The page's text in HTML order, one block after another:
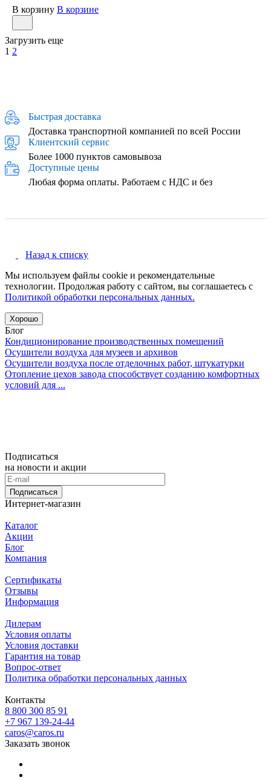
В корзину В корзине
Загрузить еще
1 2
Быстрая доставка
Доставка транспортной компанией по всей России
Клиентский сервис
Более 1000 пунктов самовывоза
Доступные цены
Любая форма оплаты. Работаем с НДС и без
Назад к списку
Мы используем файлы cookie и рекомендательные
технологии. Продолжая работу с сайтом, вы соглашаетесь с
Политикой обработки персональных данных.
Хорошо
Блог
Кондиционирование производственных помещений
Осушители воздуха для музеев и архивов
Осушители воздуха после отделочных работ, штукатурки
Отопление цехов завода способствует созданию комфортных
условий для ...
Подписаться
на новости и акции
Подписаться
Интернет-магазин
Каталог
Акции
Блог
Компания
Сертификаты
Отзывы
Информация
Дилерам
Условия оплаты
Условия доставки
Гарантия на товар
Вопрос-ответ
Политика обработки персональных данных
Контакты
8 800 300 85 91
+7 967 139-24-44
caros@caros.ru
Заказать звонок